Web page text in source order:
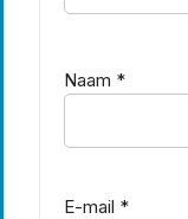
Naam *
E-mail *